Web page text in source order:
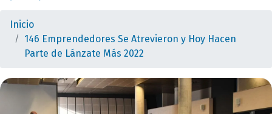
Inicio
146 Emprendedores Se Atrevieron y Hoy Hacen
Parte de Lánzate Más 2022